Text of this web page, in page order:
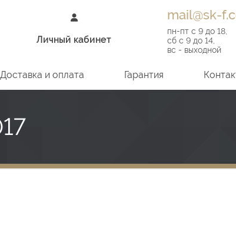
mail@sk-
пн-пт с 9 до 18
сб с 9 до 14
вс - выходной
Личный кабинет
Доставка и оплата Гарантия